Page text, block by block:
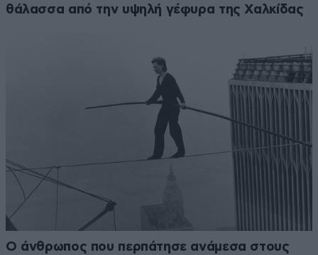
θάλασσα από την υψηλή γέφυρα της Χαλκίδας
Ο άνθρωπος που περπάτησε ανάμεσα στους